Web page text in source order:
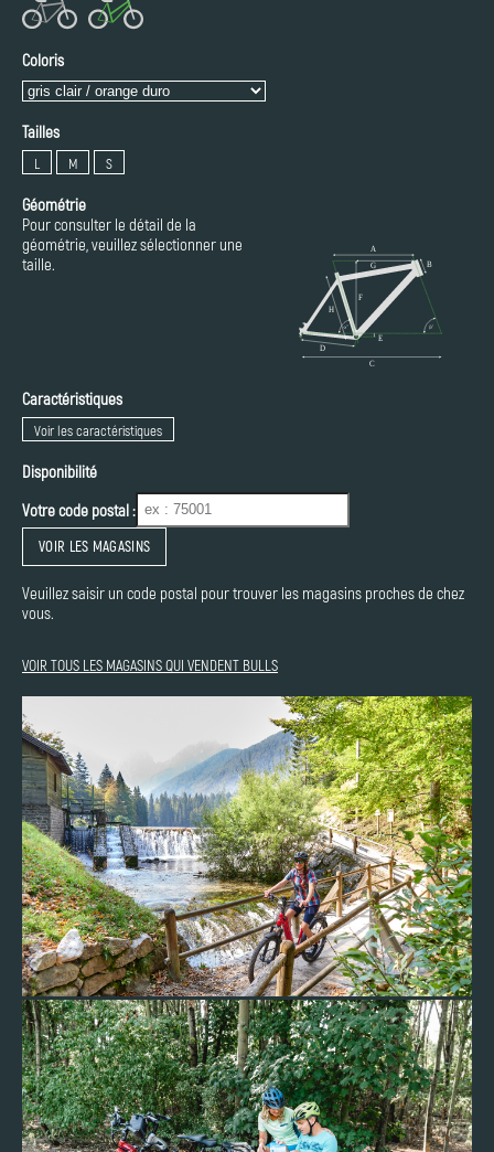
Coloris
Tailles
L M S
Géométrie
Pour consulter le détail de la
géométrie, veuillez sélectionner une
taille.
Caractéristiques
Voir les caractéristiques
Disponibilité
Votre code postal :
VOIR LES MAGASINS
Veuillez saisir un code postal pour trouver les magasins proches de chez
vous.
VOIR TOUS LES MAGASINS QUI VENDENT BULLS